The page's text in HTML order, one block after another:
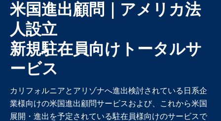
米国進出顧問｜アメリカ法
人設立
新規駐在員向けトータルサ
ービス
カリフォルニアとアリゾナへ進出検討されている日系企
業様向けの米国進出顧問サービスおよび、これから米国
展開・進出を予定されている駐在員様向けのサービスで